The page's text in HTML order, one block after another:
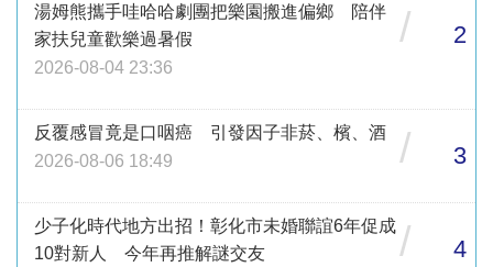
湯姆熊攜手哇哈哈劇團把樂園搬進偏鄉 陪伴
家扶兒童歡樂過暑假
2026-08-04 23:36
/ 2
反覆感冒竟是口咽癌 引發因子非菸、檳、酒
2026-08-06 18:49
/ 3
少子化時代地方出招！彰化市未婚聯誼6年促成
10對新人 今年再推解謎交友
/ 4